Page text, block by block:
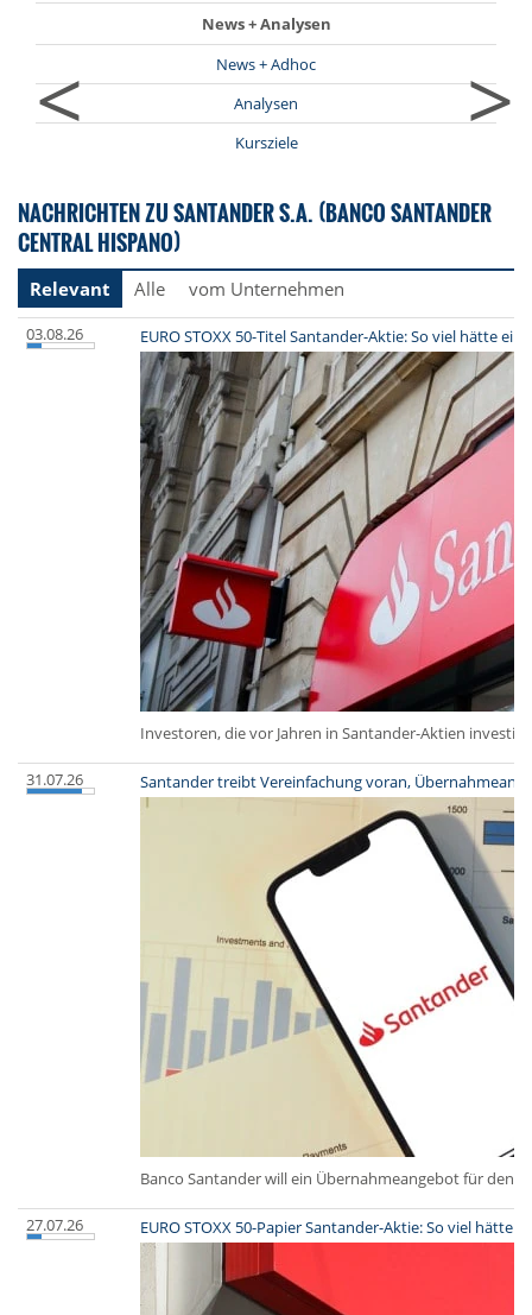
<
News + Analysen
News + Adhoc
Analysen
Kursziele
>
NACHRICHTEN ZU SANTANDER S.A. (BANCO SANTANDER
CENTRAL HISPANO)
Relevant Alle vom Unternehmen
03.08.26 EURO STOXX 50-Titel Santander-Aktie: So viel hätte
Investoren, die vor Jahren in Santander-Aktien
31.07.26 Santander treibt Vereinfachung voran,
Banco Santander will ein Übernahmeangebot für den
27.07.26 EURO STOXX 50-Papier Santander-Aktie: So viel